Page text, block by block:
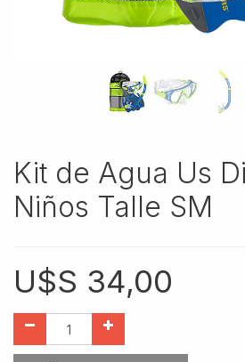
Kit de Agua Us
Niños Talle SM
U$S 34,00